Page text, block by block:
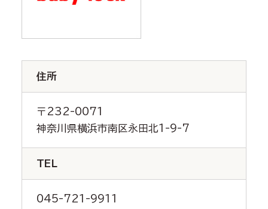
住所
〒232-0071
神奈川県横浜市南区永田北1-9-7
TEL
045-721-9911